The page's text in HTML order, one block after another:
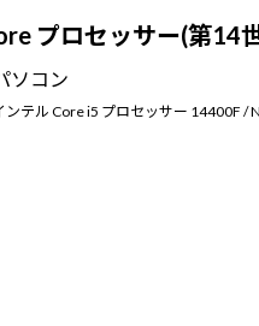
プロセッサー(第14
ソコン
テル Core i5 プロセッサー 14400F /